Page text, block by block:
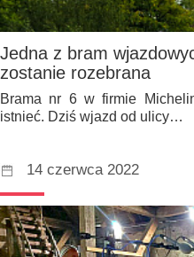
Jedna z bram
zostanie rozebrana
Brama nr 6 w firmie
istnieć. Dziś wjazd od ulicy…
14 czerwca 2022